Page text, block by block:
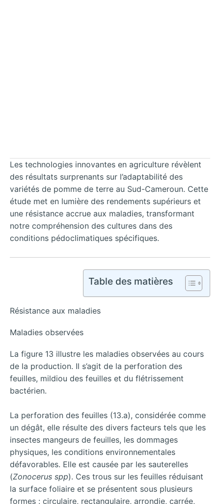
Les technologies innovantes en agriculture révèlent
des résultats surprenants sur l’adaptabilité des
variétés de pomme de terre au Sud-Cameroun. Cette
étude met en lumière des rendements supérieurs et
une résistance accrue aux maladies, transformant
notre compréhension des cultures dans des
conditions pédoclimatiques spécifiques.
Table des matières
Résistance aux maladies
Maladies observées
La figure 13 illustre les maladies observées au cours
de la production. Il s’agit de la perforation des
feuilles, mildiou des feuilles et du flétrissement
bactérien.
La perforation des feuilles (13.a), considérée comme
un dégât, elle résulte des divers facteurs tels que les
insectes mangeurs de feuilles, les dommages
physiques, les conditions environnementales
défavorables. Elle est causée par les sauterelles
(Zonocerus spp). Ces trous sur les feuilles réduisant
la surface foliaire et se présentent sous plusieurs
formes : circulaire, rectangulaire, arrondie, carrée,